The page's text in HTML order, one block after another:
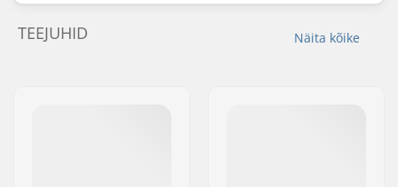
Näita kõike
TEEJUHID